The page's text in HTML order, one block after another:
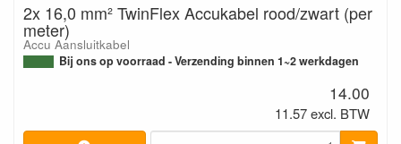
2x 16,0 mm² TwinFlex Accukabel rood/zwart (per
meter)
Accu Aansluitkabel
Bij ons op voorraad - Verzending binnen 1~2 werkdagen
14.00
11.57 excl. BTW